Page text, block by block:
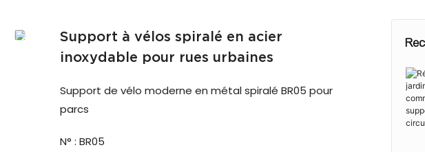
Support à vélos spiralé en acier
inoxydable pour rues urbaines
Support de vélo moderne en métal spiralé BR05 pour
parcs
N° : BR05